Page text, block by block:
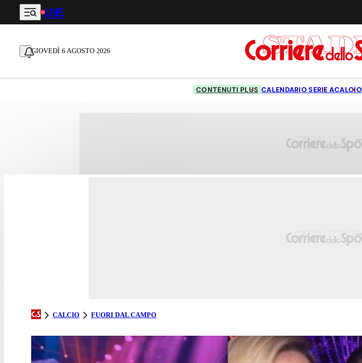
Vai al contenuto principale
LIVE
GIOVEDÌ 6 AGOSTO 2026
CONTENUTI PLUS CALENDARIO SERIE ACALCIO
CALCIO FUORI DAL CAMPO